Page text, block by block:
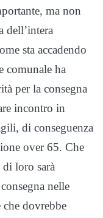
ma non
dell’intera
sta accadendo
comunale ha
per la consegna
incontro in
di conseguenza
over 65. Che
loro sarà
nelle
dovrebbe